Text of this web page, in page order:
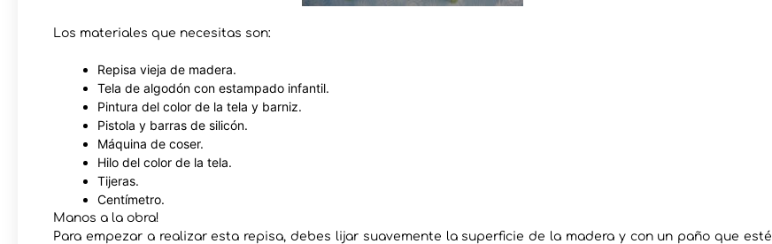
Los materiales que necesitas son:
Repisa vieja de madera.
Tela de algodón con estampado infantil.
Pintura del color de la tela y barniz.
Pistola y barras de silicón.
Máquina de coser.
Hilo del color de la tela.
Tijeras.
Centímetro.
Manos a la obra!
Para empezar a realizar esta repisa, debes lijar suavemente la superficie de la madera y con un paño que esté